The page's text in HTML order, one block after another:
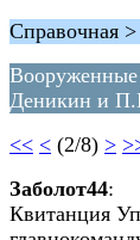
Справочная
Деникин и
<< < (2/8) >
Заболот44:
Квитанция